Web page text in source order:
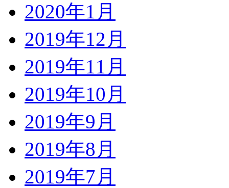
2020年1月
2019年12月
2019年11月
2019年10月
2019年9月
2019年8月
2019年7月